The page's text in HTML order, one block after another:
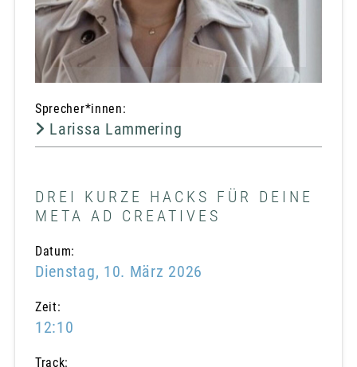
Sprecher*innen:
Larissa Lammering
DREI KURZE HACKS FÜR DEINE
META AD CREATIVES
Datum:
Dienstag, 10. März 2026
Zeit:
12:10
Track: